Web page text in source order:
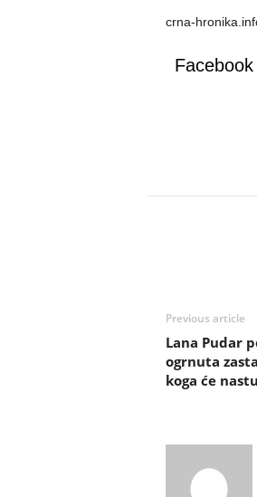
crna-
Previous article
Lana Pudar
ogrnuta
koga će